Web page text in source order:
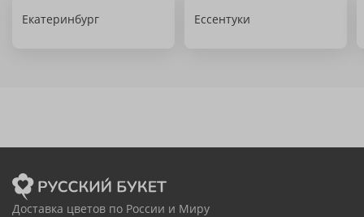
Екатеринбург Ессентуки
Доставка цветов по России и Миру